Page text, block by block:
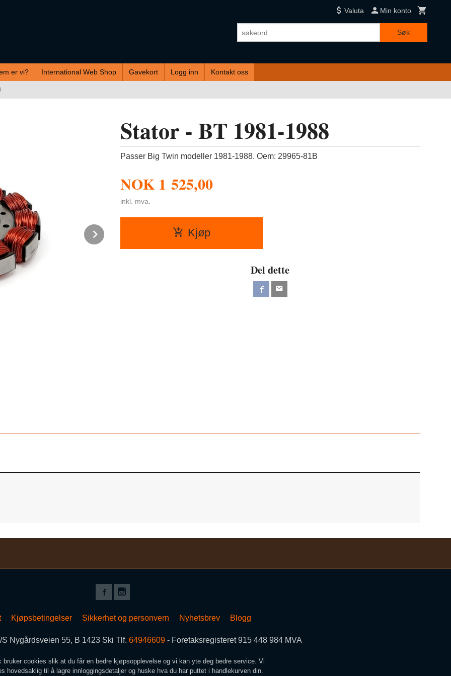
Valuta Min konto
Søk
er vi? International Web Shop Gavekort Logg inn Kontakt oss
Stator - BT 1981-1988
Passer Big Twin modeller 1981-1988. Oem: 29965-81B
NOK 1 525,00
inkl. mva.
Kjøp
Del dette
Kjøpsbetingelser Sikkerhet og personvern Nyhetsbrev Blogg
Nygårdsveien 55, B 1423 Ski Tlf. 64946609- Foretaksregisteret 915 448 984 MVA
bruker cookies slik at du får en bedre kjøpsopplevelse og vi kan yte deg bedre service. Vi
hovedsaklig til å lagre innloggingsdetaljer og huske hva du har puttet i handlekurven din.